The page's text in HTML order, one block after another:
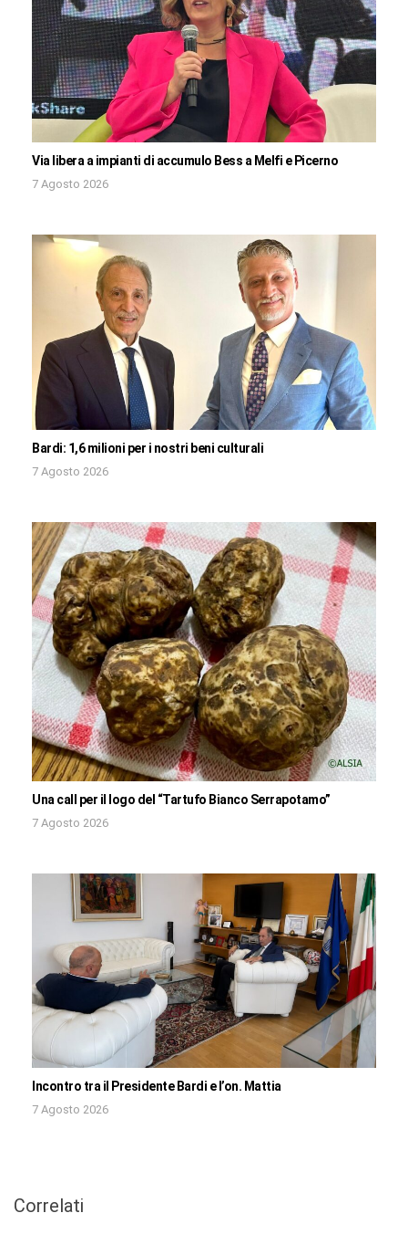
Via libera a impianti di accumulo Bess a Melfi e Picerno
7 Agosto 2026
Bardi: 1,6 milioni per i nostri beni culturali
7 Agosto 2026
Una call per il logo del “Tartufo Bianco Serrapotamo”
7 Agosto 2026
Incontro tra il Presidente Bardi e l’on. Mattia
7 Agosto 2026
Correlati